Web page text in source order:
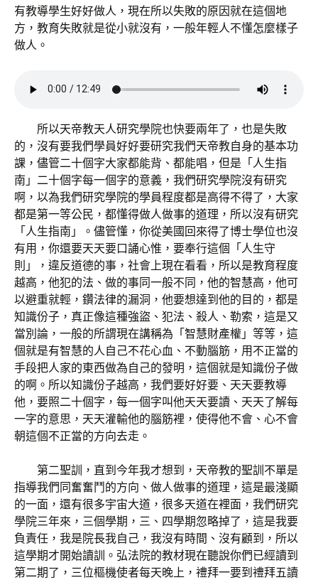
有教導學生好好做人，現在所以失敗的原因就在這個地
方，教育失敗就是從小就沒有，一般年輕人不懂怎麼樣子
做人。
所以天帝教天人研究學院也快要兩年了，也是失敗
的，沒有要我們學員好好要研究我們天帝教自身的基本功
課，儘管二十個字大家都能背、都能唱，但是「人生指
南」二十個字每一個字的意義，我們研究學院沒有研究
啊，以為我們研究學院的學員程度都是高得不得了，大家
都是第一等公民，都懂得做人做事的道理，所以沒有研究
「人生指南」。儘管懂，你從美國回來得了博士學位也沒
有用，你還要天天要口誦心惟，要奉行這個「人生守
則」，違反道德的事，社會上現在看看，所以是教育程度
越高，他犯的法、做的事同一般不同，他的智慧高，他可
以避重就輕，鑽法律的漏洞，他要想達到他的目的，都是
知識份子，真正像這種強盜、犯法、殺人、勒索，這是又
當別論，一般的所謂現在講稱為「智慧財產權」等等，這
個就是有智慧的人自己不花心血、不動腦筋，用不正當的
手段把人家的東西做為自己的發明，這個就是知識份子做
的啊。所以知識份子越高，我們要好好要、天天要教導
他，要照二十個字，每一個字叫他天天要讀、天天了解每
一字的意思，天天灌輸他的腦筋裡，使得他不會、心不會
朝這個不正當的方向去走。
第二聖訓，直到今年我才想到，天帝教的聖訓不單是
指導我們同奮奮鬥的方向、做人做事的道理，這是最淺顯
的一面，還有很多宇宙大道，很多天道在裡面，我們研究
學院三年來，三個學期，三、四學期忽略掉了，這是我要
負責任，我是院長我自己，我沒有時間、沒有顧到，所以
這學期才開始讀訓。弘法院的教材現在聽說你們已經讀到
第二期了，三位樞機使者每天晚上，禮拜一要到禮拜五讀